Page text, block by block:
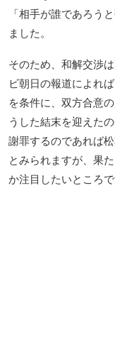
「相手が誰であろう
ました。
そのため、和解交渉
ビ朝日の報道によれ
を条件に、双方合意
うした結末を迎えた
謝罪するのであれば
とみられますが、果
か注目したいところで